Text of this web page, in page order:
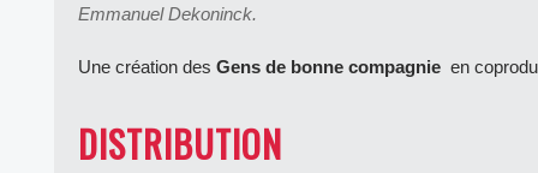
Emmanuel Dekoninck.
Une création des Gens de bonne compagnie en
DISTRIBUTION